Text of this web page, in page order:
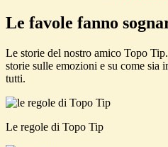
Le favole fanno
Le storie del nostro amico Topo
storie sulle emozioni e su come sia
tutti.
Le regole di Topo Tip